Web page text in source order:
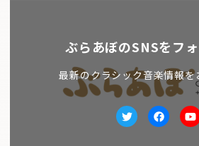
ぶらあぼのSNSをフ
最新のクラシック音楽情報を
Twitter